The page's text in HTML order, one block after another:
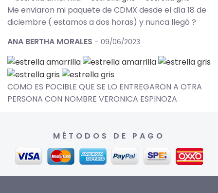
Me enviaron mi paquete de CDMX desde el día 18 de
diciembre ( estamos a dos horas) y nunca llegó ?
ANA BERTHA MORALES - 09/06/2023
COMO ES POCIBLE QUE SE LO ENTREGARON A OTRA
PERSONA CON NOMBRE VERONICA ESPINOZA
MÉTODOS DE PAGO